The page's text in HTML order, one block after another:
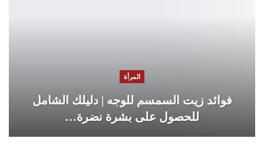
المرأة
فوائد زيت السمسم للوجه | دليلك الشامل
للحصول على بشرة نضرة…